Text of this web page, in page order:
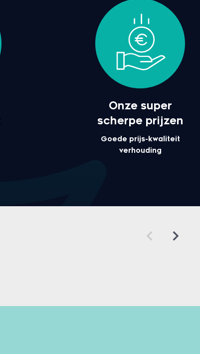
Onze super
scherpe prijzen
Goede prijs-kwaliteit
verhouding